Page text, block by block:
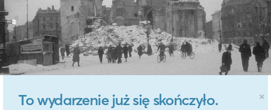
×
To wydarzenie już się skończyło.